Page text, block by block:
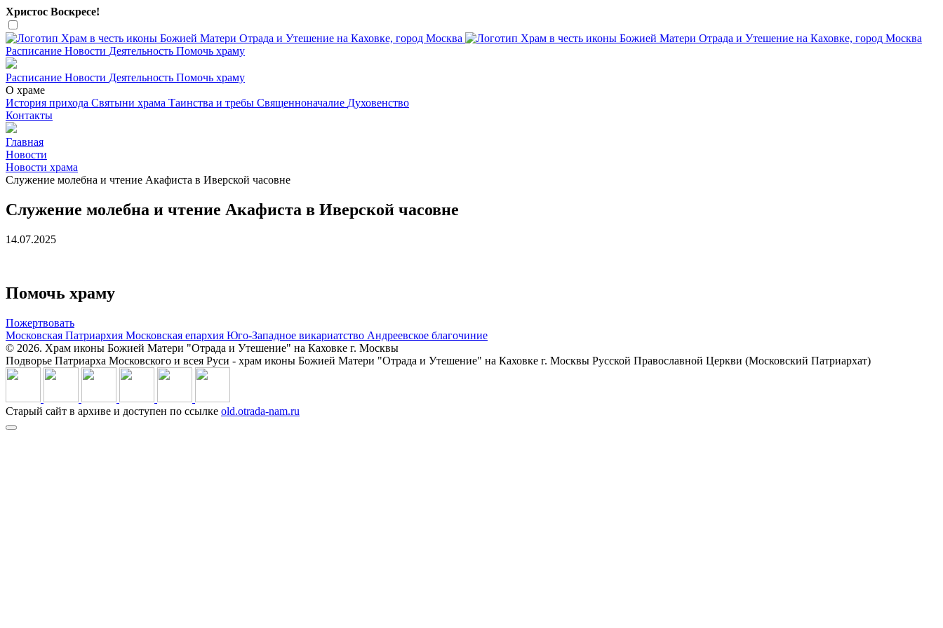
Христос Воскресе!
Расписание Новости Деятельность Помочь храму
Расписание Новости Деятельность Помочь храму
О храме
История прихода Святыни храма Таинства и требы Священноначалие Духовенство
Контакты
Главная
Новости
Новости храма
Служение молебна и чтение Акафиста в Иверской часовне
Служение молебна и чтение Акафиста в Иверской часовне
14.07.2025
Помочь храму
Пожертвовать
Московская Патриархия Московская епархия Юго-Западное викариатство Андреевское благочиние
© 2026. Храм иконы Божией Матери "Отрада и Утешение" на Каховке г. Москвы
Подворье Патриарха Московского и всея Руси - храм иконы Божией Матери "Отрада и Утешение" на Каховке г. Москвы Русской Православной Церкви (Московский Патриархат)
Старый сайт в архиве и доступен по ссылке old.otrada-nam.ru